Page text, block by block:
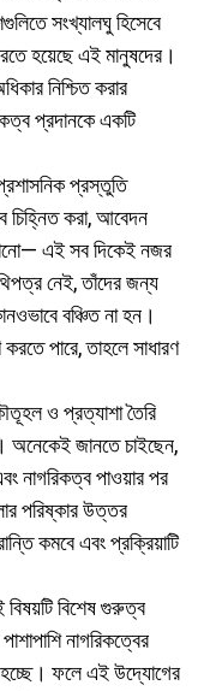
সংখ্যালঘু হিসেবে
হয়েছে এই মানুষদের।
নিশ্চিত করার
প্রদানকে একটি
প্রস্তুতি
করা, আবেদন
এই সব দিকেই নজর
নেই, তাঁদের জন্য
বঞ্চিত না হন।
করতে পারে, তাহলে সাধারণ
ও প্রত্যাশা তৈরি
অনেকেই জানতে চাইছেন,
নাগরিকত্ব পাওয়ার পর
পরিষ্কার উত্তর
কমবে এবং প্রক্রিয়াটি
বিষয়টি বিশেষ গুরুত্ব
নাগরিকত্বের
হচ্ছে। ফলে এই উদ্যোগের